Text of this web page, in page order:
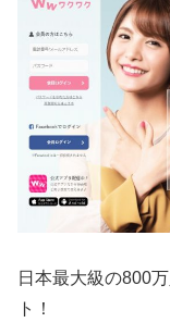
日本最大級の800
ト！